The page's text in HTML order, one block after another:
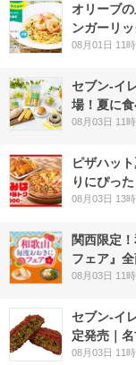
オリーブ
ンガーリ
08月01日 11
セブン‐イ
場！夏に
08月03日 11
ピザハッ
りにぴっ
08月03日 13
関西限定
フェア』
08月03日 11
セブン-イ
定発売｜
08月03日 11